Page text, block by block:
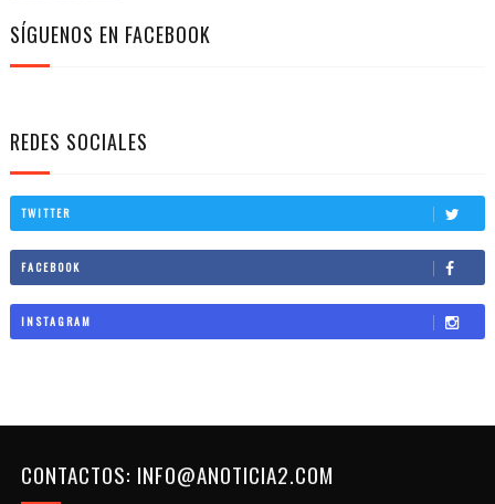
SÍGUENOS EN FACEBOOK
REDES SOCIALES
TWITTER
FACEBOOK
INSTAGRAM
CONTACTOS: INFO@ANOTICIA2.COM